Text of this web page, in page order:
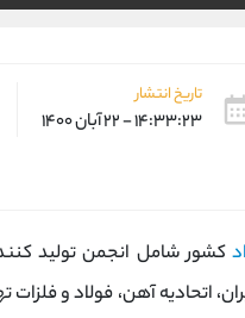
تاریخ انتشار
۱۴:۳۳:۲۳ - ۲۲ آبان ۱۴۰۰
کشور شامل انجمن تولید
اتحادیه آهن، فولاد و فلزات